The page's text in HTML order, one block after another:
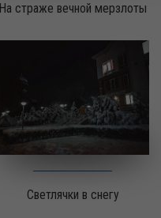
На страже вечной мерзлоты
Светлячки в снегу